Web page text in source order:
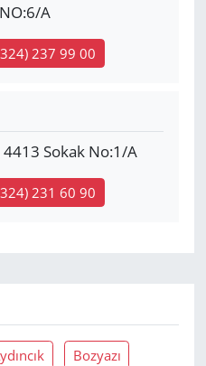
A
237 99 00
Sokak No:1/A
231 60 90
Bozyazı